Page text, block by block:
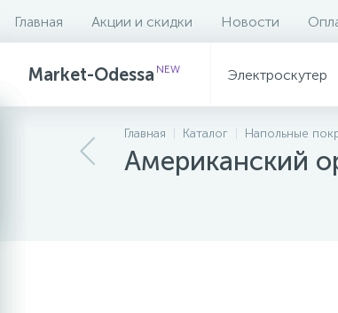
Главная Акции и скидки Новости
Market-Odessa NEW Электроскутер
Главная Каталог Напольные
Американский
Описание Характеристики